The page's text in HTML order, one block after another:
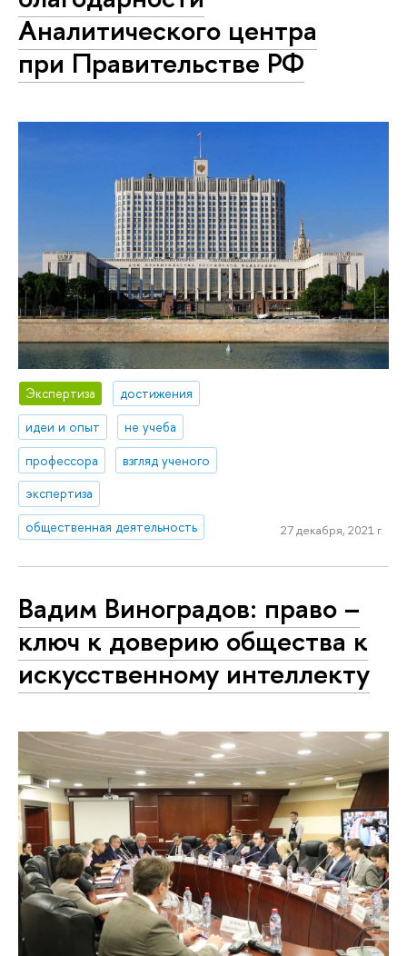
Аналитического центра
при Правительстве РФ
Экспертиза
достижения
идеи и опыт
не учеба
профессора
взгляд ученого
экспертиза
общественная деятельность
27 декабря, 2021 г.
Вадим Виноградов: право –
ключ к доверию общества к
искусственному интеллекту